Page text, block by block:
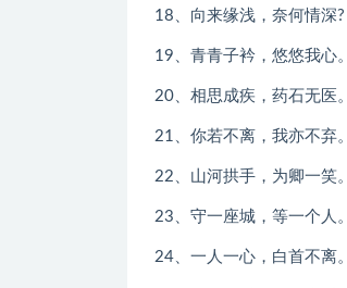
18、向来缘浅，奈何情深?
19、青青子衿，悠悠我心。
20、相思成疾，药石无医。
21、你若不离，我亦不弃。
22、山河拱手，为卿一笑。
23、守一座城，等一个人。
24、一人一心，白首不离。